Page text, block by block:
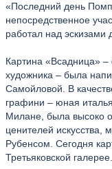
«Последний день
непосредственное
работал над эскизами
Картина «Всадница» –
художника – была
Самойловой. В
графини – юная
Милане, была высоко
ценителей искусства,
Рубенсом. Сегодня
Третьяковской галерее.